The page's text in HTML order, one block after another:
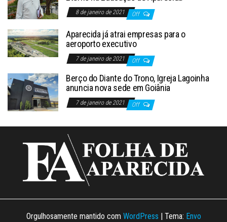
8 de janeiro de 2021 Off
Aparecida já atrai empresas para o
aeroporto executivo
7 de janeiro de 2021 Off
Berço do Diante do Trono, Igreja Lagoinha
anuncia nova sede em Goiânia
7 de janeiro de 2021 Off
Orgulhosamente mantido com WordPress | Tema: Envo